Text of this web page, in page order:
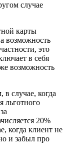
случае
карты
возможность
это
в себя
возможность
в случае, когда
льготного
20%
когда клиент не
и забыл про